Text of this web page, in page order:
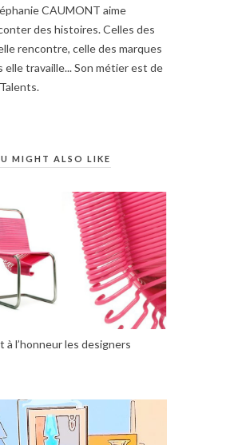
CAUMONT aime
des histoires. Celles des
rencontre, celle des marques
elle travaille... Son métier est de
MIGHT ALSO LIKE
à l’honneur les designers